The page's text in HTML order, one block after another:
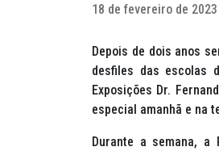
18 de fevereiro de 2023
Depois de dois anos
desfiles das escolas
Exposições Dr.
especial amanhã e na
Durante a semana,